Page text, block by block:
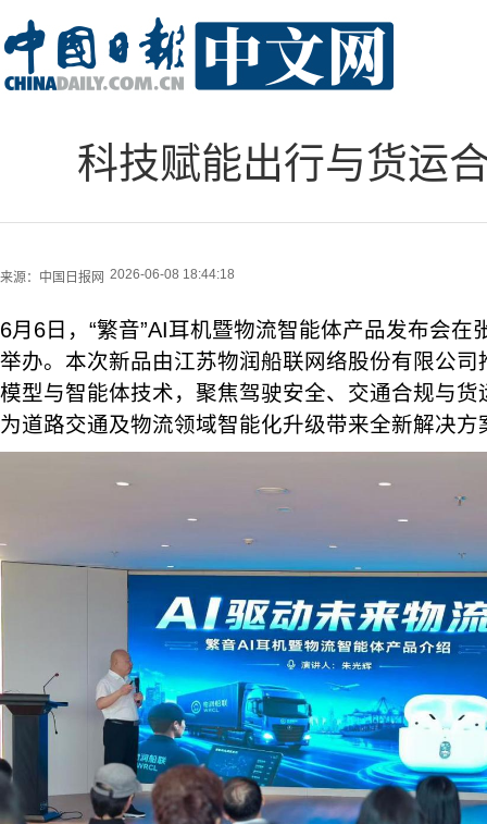
科技赋能出行与货运
来源： 中国日报网 2026-06-08 18:44:18
6月6日，“繁音”AI耳机暨物流智能体产品发布会在
举办。本次新品由江苏物润船联网络股份有限公
模型与智能体技术，聚焦驾驶安全、交通合规与
为道路交通及物流领域智能化升级带来全新解决方